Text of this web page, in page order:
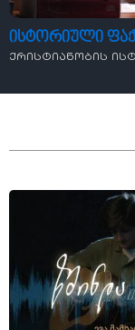
ისტორიული
ქრისტიანობის